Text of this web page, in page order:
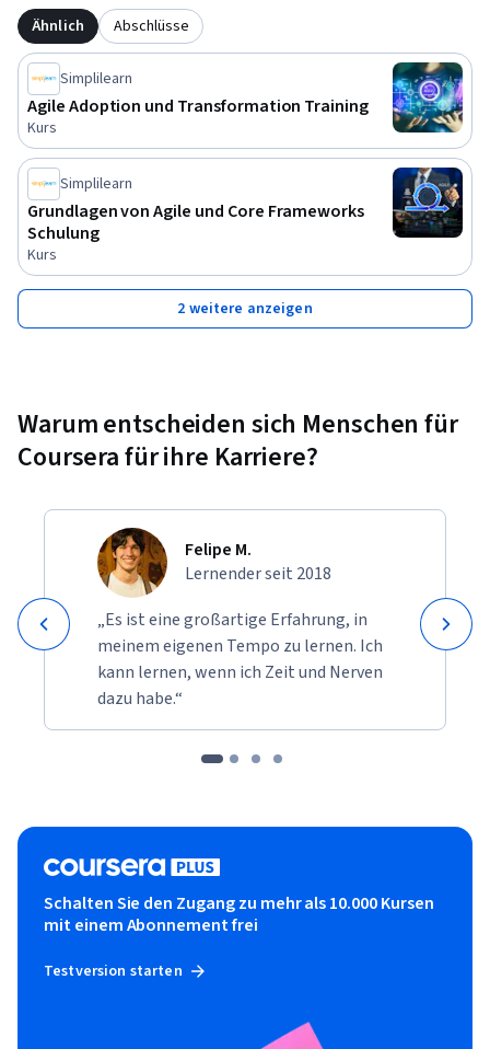
Ähnlich Abschlüsse
Simplilearn
Agile Adoption und Transformation Training
Kurs
Simplilearn
Grundlagen von Agile und Core Frameworks
Schulung
Kurs
2 weitere anzeigen
Warum entscheiden sich Menschen für
Coursera für ihre Karriere?
Felipe M.
Lernender seit 2018
„Es ist eine großartige Erfahrung, in
meinem eigenen Tempo zu lernen. Ich
kann lernen, wenn ich Zeit und Nerven
dazu habe.“
Schalten Sie den Zugang zu mehr als 10.000 Kursen
mit einem Abonnement frei
Testversion starten